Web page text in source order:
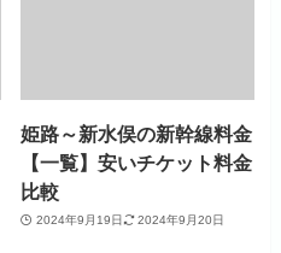
姫路～新水俣の新幹線料金
【一覧】安いチケット料金
比較
2024年9月19日 2024年9月20日